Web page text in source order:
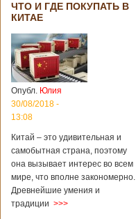
ЧТО И ГДЕ ПОКУПАТЬ В
КИТАЕ
Опубл. Юлия
30/08/2018 -
13:08
Китай – это удивительная и
самобытная страна, поэтому
она вызывает интерес во всем
мире, что вполне закономерно.
Древнейшие умения и
традиции >>>